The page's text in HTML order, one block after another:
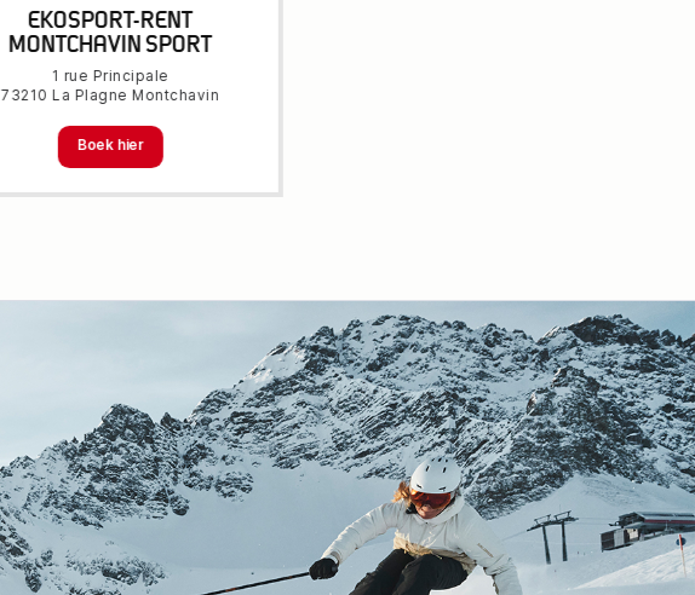
EKOSPORT-RENT
MONTCHAVIN SPORT
1 rue Principale
73210 La Plagne Montchavin
Boek hier